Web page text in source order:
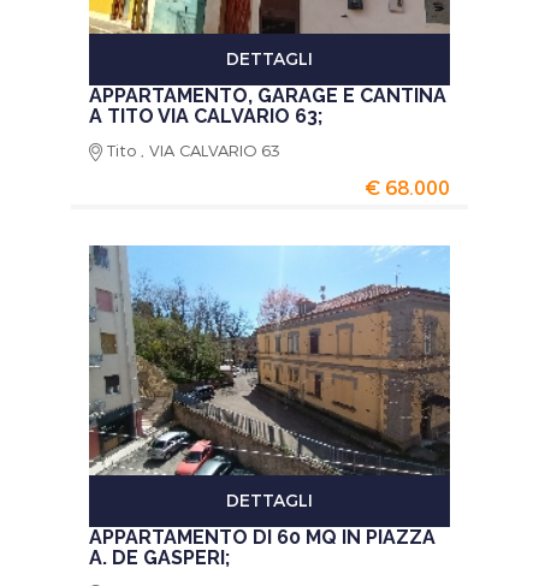
DETTAGLI
APPARTAMENTO, GARAGE E CANTINA
A TITO VIA CALVARIO 63;
Tito , VIA CALVARIO 63
€ 68.000
DETTAGLI
APPARTAMENTO DI 60 MQ IN PIAZZA
A. DE GASPERI;